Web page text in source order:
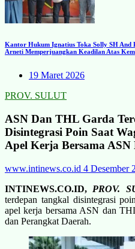
Kantor Hukum Ignatius Toka Solly SH And
Arneti Memperjuangkan Keadilan Atas
19 Maret 2026
PROV. SULUT
ASN Dan THL Garda
Disintegrasi Poin Saat
Apel Kerja Bersama
www.intinews.co.id 4 Desember
INTINEWS.CO.ID, PROV.
terdepan tangkal disintegrasi
apel kerja bersama ASN dan
dan Perangkat Daerah.